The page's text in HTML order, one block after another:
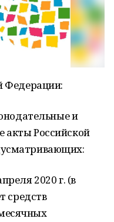
Федерации:
и
акты Российской
2020 г. (в
средств